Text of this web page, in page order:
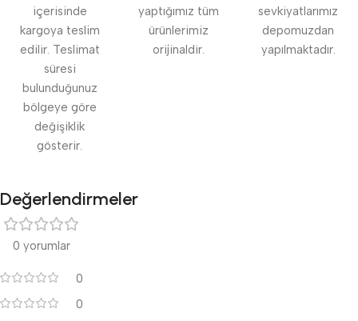
içerisinde
kargoya teslim
edilir. Teslimat
süresi
bulunduğunuz
bölgeye göre
değişiklik
gösterir.
yaptığımız tüm
ürünlerimiz
orijinaldir.
sevkiyatlarımız
depomuzdan
yapılmaktadır.
Değerlendirmeler
0 yorumlar
0
0